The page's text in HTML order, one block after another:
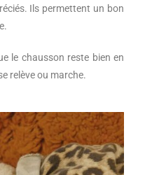
Ils permettent un bon
le chausson reste bien en
relève ou marche.